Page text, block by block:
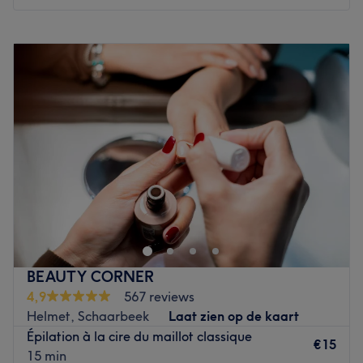
Dinsdag
Gesloten
Woensdag
Gesloten
Donderdag
10:00
19:00
20:00
Zaterdag
10:00 19:00
10:00 19:00
Beauté Radiance est un institut de beauté installé à
Evere. Profitez d'un moment rien qu'à vous grâce à des
soins sur mesure effectués avec professionnalisme. Que ce
soit pour une pause bien-être rapide ou une journée de
cocooning, le salon met l'accent sur les soins et garantit
une expérience mémorable.
Transport public le plus proche
L'arrêt de bus Saint-Vincent est à deux minutes à pied du
BEAUTY CORNER
4,9
567 reviews
Helmet, Schaarbeek
Laat zien op de kaart
Épilation à la cire du maillot classique
15 min
€15